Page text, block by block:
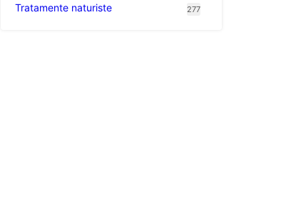
Tratamente naturiste 277